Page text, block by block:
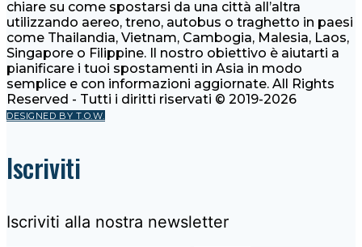
chiare su come spostarsi da una città all’altra
utilizzando aereo, treno, autobus o traghetto in paesi
come Thailandia, Vietnam, Cambogia, Malesia, Laos,
Singapore o Filippine. Il nostro obiettivo è aiutarti a
pianificare i tuoi spostamenti in Asia in modo
semplice e con informazioni aggiornate. All Rights
Reserved - Tutti i diritti riservati © 2019-2026
DESIGNED BY T.O.W.
Iscriviti
Iscriviti alla nostra newsletter